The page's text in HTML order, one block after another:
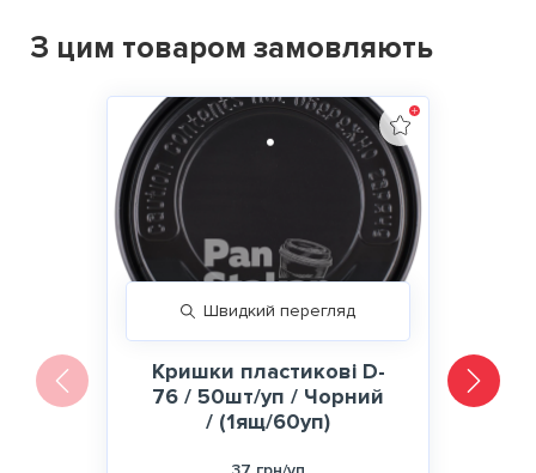
З цим товаром замовляють
Швидкий перегляд
Кришки пластикові D-
76 / 50шт/уп / Чорний
/ (1ящ/60уп)